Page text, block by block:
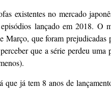
existentes no mercado
lançado em 2018. O
Março, que foram
que a série perdeu
que já tem 8 anos de